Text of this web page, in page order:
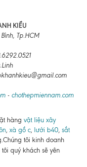
KIỀU
Tp.HCM
- chothepmiennam.com
hàng vật liệu xây
, xà gồ c, lưới b40, sắt
tôi kinh doanh
quý khách sẽ yên